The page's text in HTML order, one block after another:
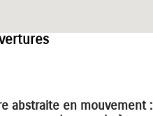
abstraite en mouvement :